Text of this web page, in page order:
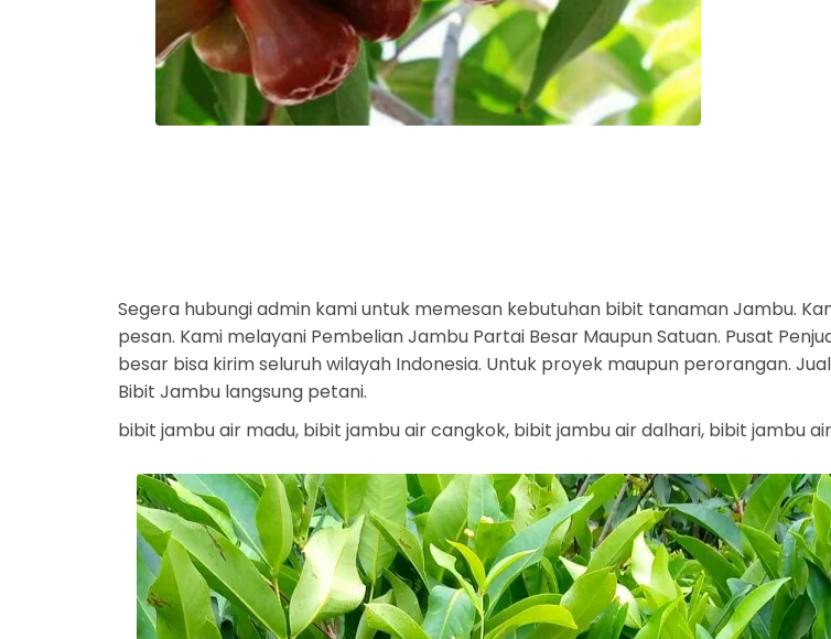
Segera hubungi admin kami untuk memesan kebutuhan bibit tanaman Jambu.
pesan. Kami melayani Pembelian Jambu Partai Besar Maupun Satuan. Pusat
besar bisa kirim seluruh wilayah Indonesia. Untuk proyek maupun perorangan.
Bibit Jambu langsung petani.
bibit jambu air madu, bibit jambu air cangkok, bibit jambu air dalhari, bibit jambu